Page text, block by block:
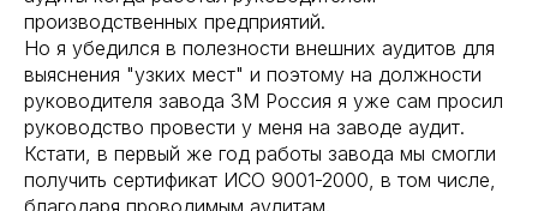
производственных предприятий.
Но я убедился в полезности внешних аудитов для
выяснения "узких мест" и поэтому на должности
руководителя завода 3М Россия я уже сам просил
руководство провести у меня на заводе аудит.
Кстати, в первый же год работы завода мы смогли
получить сертификат ИСО 9001-2000, в том числе,